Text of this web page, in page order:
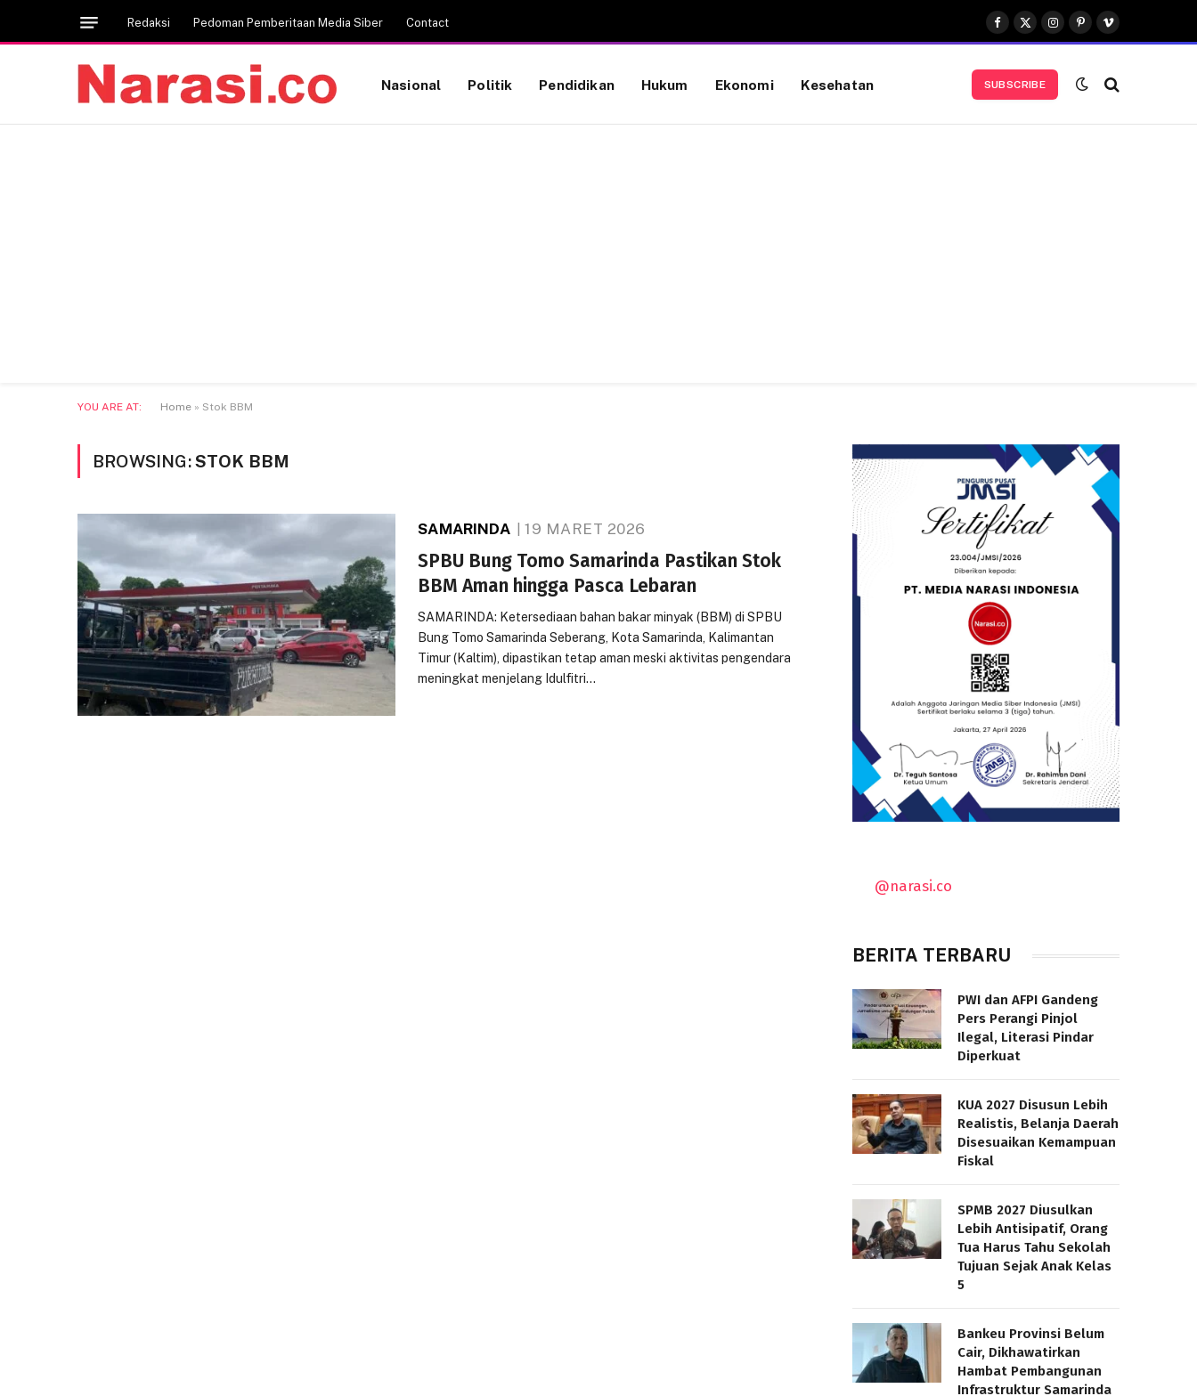
Redaksi Pedoman Pemberitaan Media Siber Contact
Facebook
X
(Twitter)
Instagram
Pinterest
Vimeo
Nasional Politik Pendidikan Hukum Ekonomi Kesehatan SUBSCRIBE
YOU ARE AT: Home » Stok BBM
BROWSING:STOK BBM
SAMARINDA 19 MARET 2026
SPBU Bung Tomo Samarinda Pastikan Stok
BBM Aman hingga Pasca Lebaran
SAMARINDA: Ketersediaan bahan bakar minyak (BBM) di SPBU
Bung Tomo Samarinda Seberang, Kota Samarinda, Kalimantan
Timur (Kaltim), dipastikan tetap aman meski aktivitas pengendara
meningkat menjelang Idulfitri…
@narasi.co
BERITA TERBARU
PWI dan AFPI Gandeng
Pers Perangi Pinjol
Ilegal, Literasi Pindar
Diperkuat
KUA 2027 Disusun Lebih
Realistis, Belanja Daerah
Disesuaikan Kemampuan
Fiskal
SPMB 2027 Diusulkan
Lebih Antisipatif, Orang
Tua Harus Tahu Sekolah
Tujuan Sejak Anak Kelas
5
Bankeu Provinsi Belum
Cair, Dikhawatirkan
Hambat Pembangunan
Infrastruktur Samarinda